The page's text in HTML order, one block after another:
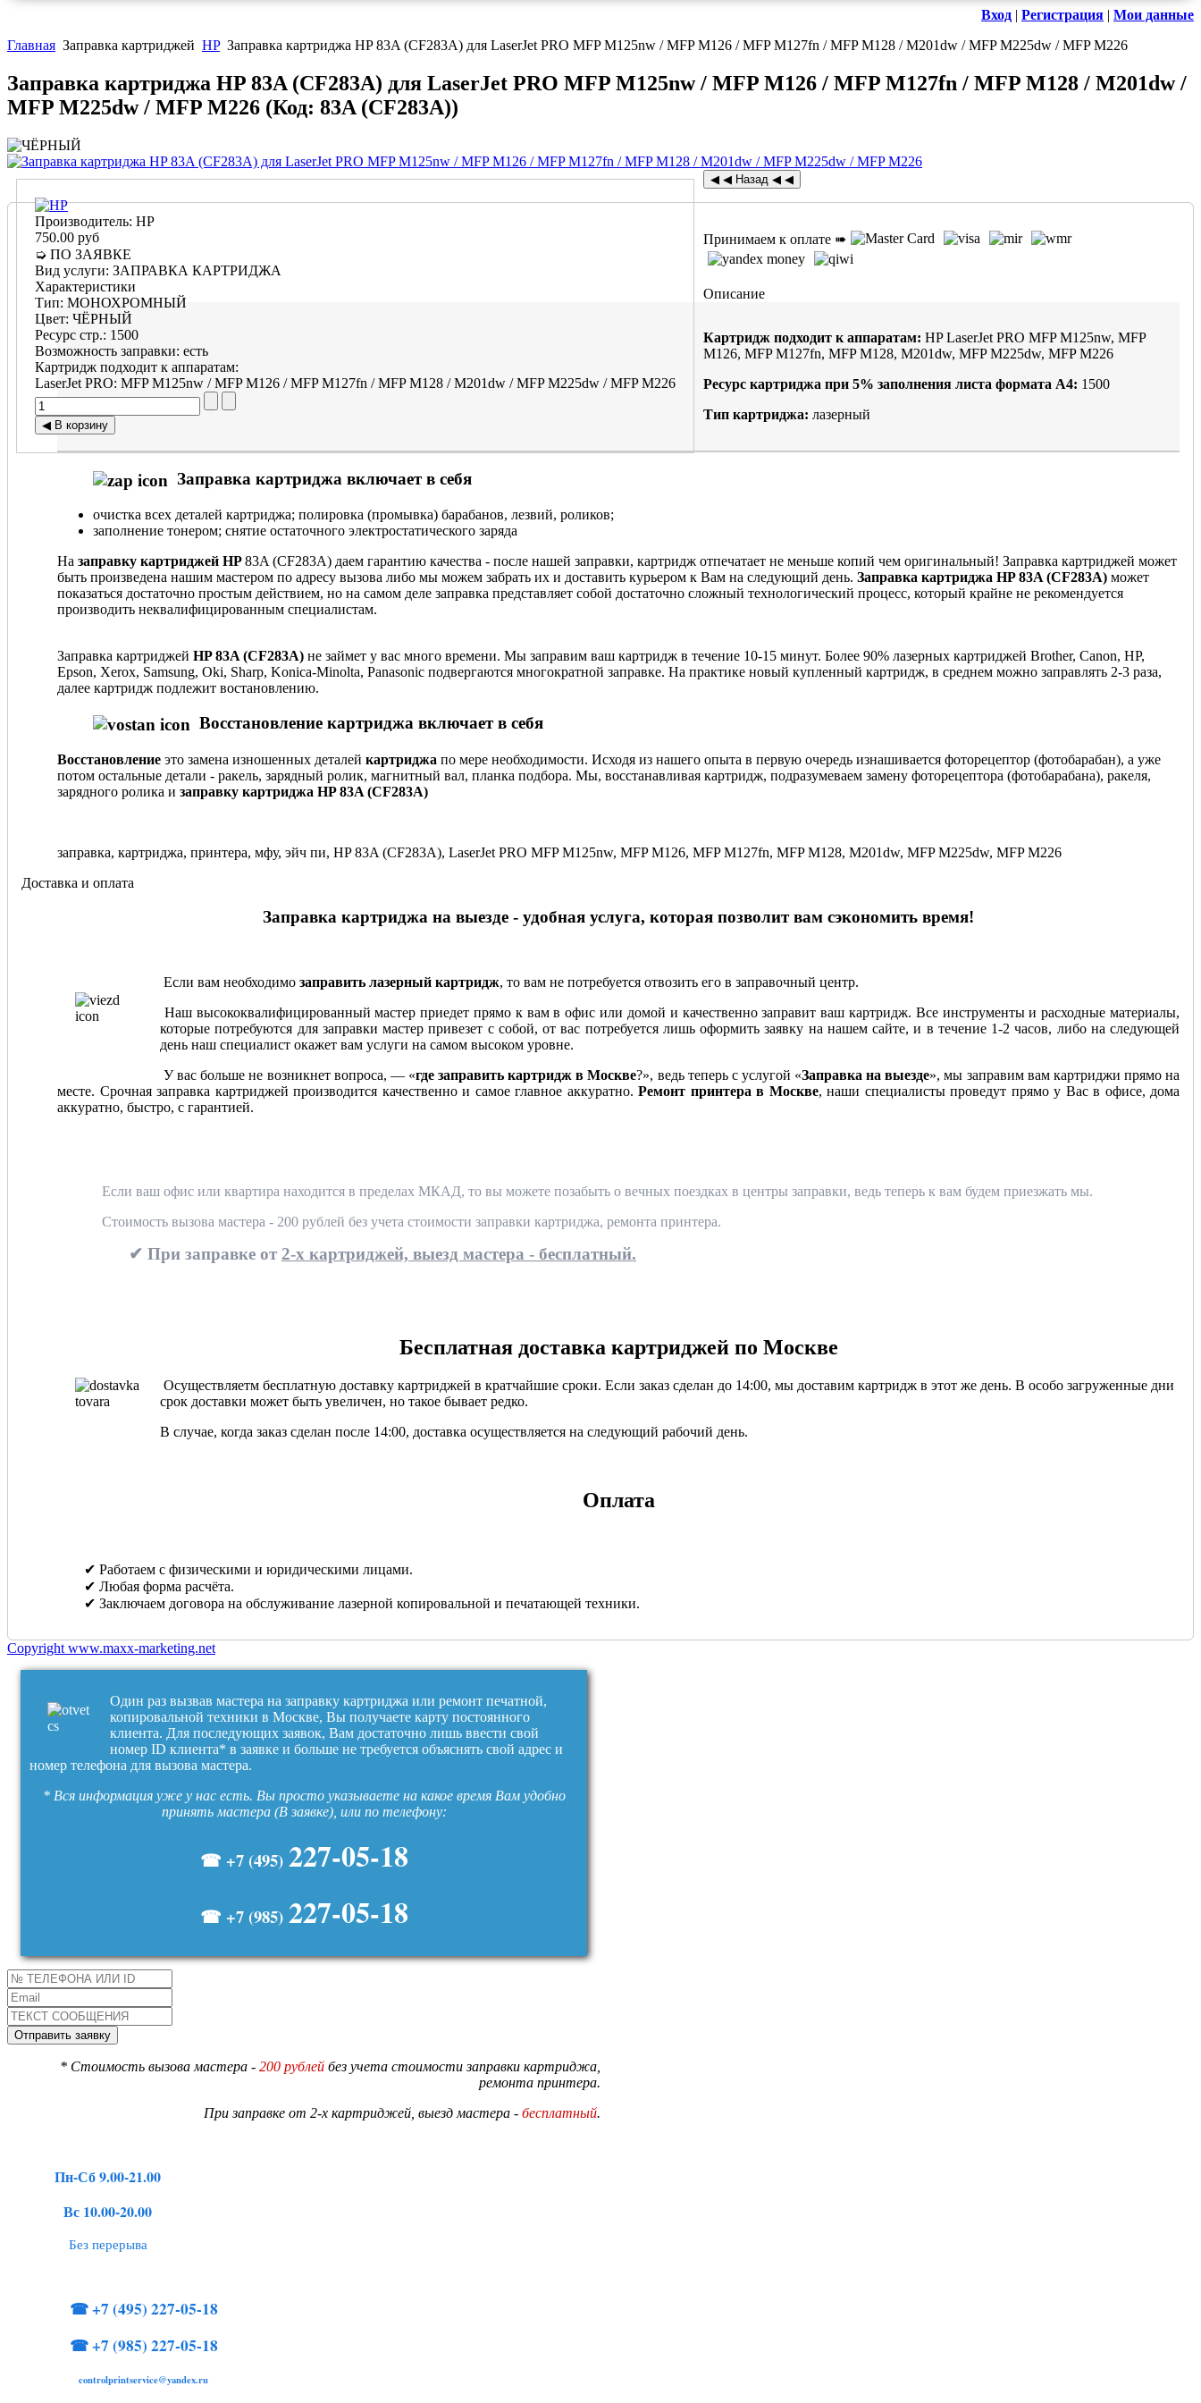
Вход | Регистрация | Мои данные
Главная Заправка картриджей HP Заправка картриджа HP 83A (CF283A) для LaserJet PRO MFP M125nw / MFP M126 / MFP M127fn / MFP M128 / M201dw / MFP M225dw / MFP M226
Заправка картриджа HP 83A (CF283A) для LaserJet PRO MFP M125nw / MFP M126 / MFP M127fn / MFP M128 / M201dw /
MFP M225dw / MFP M226 (Код: 83A (CF283A))
Производитель: HP
750.00 руб
➭ ПО ЗАЯВКЕ
Вид услуги: ЗАПРАВКА КАРТРИДЖА
Характеристики
Тип: МОНОХРОМНЫЙ
Цвет: ЧЁРНЫЙ
Ресурс стр.: 1500
Возможность заправки: есть
Картридж подходит к аппаратам:
LaserJet PRO: MFP M125nw / MFP M126 / MFP M127fn / MFP M128 / M201dw / MFP M225dw / MFP M226
Принимаем к оплате ➠
Описание
Картридж подходит к аппаратам: HP LaserJet PRO MFP M125nw, MFP
M126, MFP M127fn, MFP M128, M201dw, MFP M225dw, MFP M226
Ресурс картриджа при 5% заполнения листа формата А4: 1500
Тип картриджа: лазерный
Заправка картриджа включает в себя
очистка всех деталей картриджа; полировка (промывка) барабанов, лезвий, роликов;
заполнение тонером; снятие остаточного электростатического заряда
На заправку картриджей HP83A (CF283A) даем гарантию качества - после нашей заправки, картридж отпечатает не меньше копий чем оригинальный! Заправка картриджей может
быть произведена нашим мастером по адресу вызова либо мы можем забрать их и доставить курьером к Вам на следующий день. Заправка картриджа HP 83A (CF283A) может
показаться достаточно простым действием, но на самом деле заправка представляет собой достаточно сложный технологический процесс, который крайне не рекомендуется
производить неквалифицированным специалистам.
Заправка картриджей HP 83A (CF283A) не займет у вас много времени. Мы заправим ваш картридж в течение 10-15 минут. Более 90% лазерных картриджей Brother, Canon, HP,
Epson, Xerox, Samsung, Oki, Sharp, Konica-Minolta, Panasonic подвергаются многократной заправке. На практике новый купленный картридж, в среднем можно заправлять 2-3 раза,
далее картридж подлежит востановлению.
Восстановление картриджа включает в себя
Восстановление это замена изношенных деталей картриджа по мере необходимости. Исходя из нашего опыта в первую очередь изнашивается фоторецептор (фотобарабан), а уже
потом остальные детали - ракель, зарядный ролик, магнитный вал, планка подбора. Мы, восстанавливая картридж, подразумеваем замену фоторецептора (фотобарабана), ракеля,
зарядного ролика и заправку картриджа HP 83A (CF283A)
заправка, картриджа, принтера, мфу, эйч пи, HP 83A (CF283A), LaserJet PRO MFP M125nw, MFP M126, MFP M127fn, MFP M128, M201dw, MFP M225dw, MFP M226
Доставка и оплата
Заправка картриджа на выезде - удобная услуга, которая позволит вам сэкономить время!
Если вам необходимо заправить лазерный картридж, то вам не потребуется отвозить его в заправочный центр.
Наш высококвалифицированный мастер приедет прямо к вам в офис или домой и качественно заправит ваш картридж. Все инструменты и расходные материалы,
которые потребуются для заправки мастер привезет с собой, от вас потребуется лишь оформить заявку на нашем сайте, и в течение 1-2 часов, либо на следующей
день наш специалист окажет вам услуги на самом высоком уровне.
У вас больше не возникнет вопроса, — «где заправить картридж в Москве?», ведь теперь с услугой «Заправка на выезде», мы заправим вам картриджи прямо на
месте. Срочная заправка картриджей производится качественно и самое главное аккуратно. Ремонт принтера в Москве, наши специалисты проведут прямо у Вас в офисе, дома
аккуратно, быстро, с гарантией.
Если ваш офис или квартира находится в пределах МКАД, то вы можете позабыть о вечных поездках в центры заправки, ведь теперь к вам будем приезжать мы.
Стоимость вызова мастера - 200 рублей без учета стоимости заправки картриджа, ремонта принтера.
✔ При заправке от 2-х картриджей, выезд мастера - бесплатный.
Бесплатная доставка картриджей по Москве
Осуществляетм бесплатную доставку картриджей в кратчайшие сроки. Если заказ сделан до 14:00, мы доставим картридж в этот же день. В особо загруженные дни
срок доставки может быть увеличен, но такое бывает редко.
В случае, когда заказ сделан после 14:00, доставка осуществляется на следующий рабочий день.
Оплата
✔ Работаем с физическими и юридическими лицами.
✔ Любая форма расчёта.
✔ Заключаем договора на обслуживание лазерной копировальной и печатающей техники.
Copyright www.maxx-marketing.net
Один раз вызвав мастера на заправку картриджа или ремонт печатной,
копировальной техники в Москве, Вы получаете карту постоянного
клиента. Для последующих заявок, Вам достаточно лишь ввести свой
номер ID клиента* в заявке и больше не требуется объяснять свой адрес и
номер телефона для вызова мастера.
* Вся информация уже у нас есть. Вы просто указываете на какое время Вам удобно
принять мастера (В заявке), или по телефону:
☎ +7 (495) 227-05-18
☎ +7 (985) 227-05-18
* Стоимость вызова мастера - 200 рублей без учета стоимости заправки картриджа,
ремонта принтера.
При заправке от 2-х картриджей, выезд мастера - бесплатный.
Пн-Сб 9.00-21.00
Вс 10.00-20.00
Без перерыва
☎+7 (495) 227-05-18
☎+7 (985) 227-05-18
controlprintservice@yandex.ru